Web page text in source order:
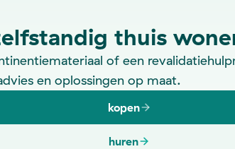
thuis
of een
en oplossingen op maat.
kopen
huren